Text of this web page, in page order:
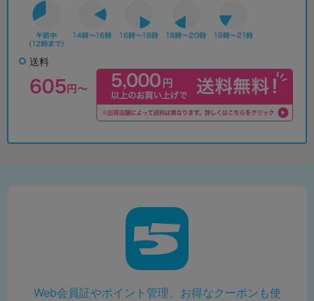
送料
Web会員証やポイント管理、お得なクーポンも使